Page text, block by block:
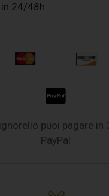
24/48h
puoi pagare in
PayPal